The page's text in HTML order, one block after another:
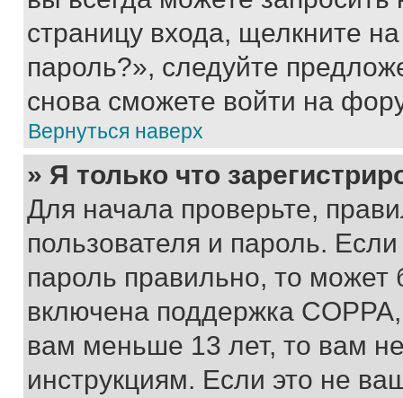
страницу входа, щелкните
пароль?», следуйте
снова сможете войти на
Вернуться наверх
» Я только что
Для начала проверьте,
пользователя и пароль.
пароль правильно, то может
включена поддержка
вам меньше 13 лет, то вам
инструкциям. Если это не